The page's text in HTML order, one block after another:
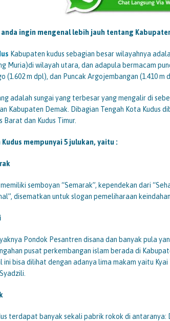
ingin mengenal lebih jauh tentang
Kabupaten kudus sebagian besar wilayahnya
Muria)di wilayah utara, dan adapula bermacam
(1.602 m dpl), dan Puncak Argojembangan (1.410 m
adalah sungai yang terbesar yang mengalir di
Kabupaten Demak. Dibagian Tengah Kota Kudus
Barat dan Kudus Timur.
mempunyai 5 julukan, yaitu :
semboyan “Semarak”, kependekan dari
disematkan untuk slogan pemeliharaan
Pondok Pesantren disana dan banyak pula
pusat perkembangan islam berada di
ini bisa dilihat dengan adanya lima makam yaitu Kyai
terdapat banyak sekali pabrik rokok di antaranya: